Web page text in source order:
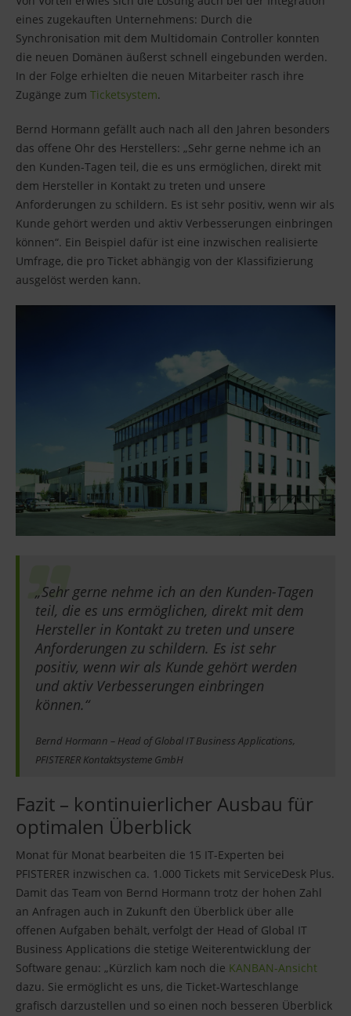
eines zugekauften Unternehmens: Durch die
Synchronisation mit dem Multidomain Controller konnten
die neuen Domänen äußerst schnell eingebunden werden.
In der Folge erhielten die neuen Mitarbeiter rasch ihre
Zugänge zum Ticketsystem.
Bernd Hormann gefällt auch nach all den Jahren besonders
das offene Ohr des Herstellers: „Sehr gerne nehme ich an
den Kunden-Tagen teil, die es uns ermöglichen, direkt mit
dem Hersteller in Kontakt zu treten und unsere
Anforderungen zu schildern. Es ist sehr positiv, wenn wir als
Kunde gehört werden und aktiv Verbesserungen einbringen
können“. Ein Beispiel dafür ist eine inzwischen realisierte
Umfrage, die pro Ticket abhängig von der Klassifizierung
ausgelöst werden kann.
„Sehr gerne nehme ich an den Kunden-Tagen
teil, die es uns ermöglichen, direkt mit dem
Hersteller in Kontakt zu treten und unsere
Anforderungen zu schildern. Es ist sehr
positiv, wenn wir als Kunde gehört werden
und aktiv Verbesserungen einbringen
können.“
Bernd Hormann – Head of Global IT Business Applications,
PFISTERER Kontaktsysteme GmbH
Fazit – kontinuierlicher Ausbau für
optimalen Überblick
Monat für Monat bearbeiten die 15 IT-Experten bei
PFISTERER inzwischen ca. 1.000 Tickets mit ServiceDesk Plus.
Damit das Team von Bernd Hormann trotz der hohen Zahl
an Anfragen auch in Zukunft den Überblick über alle
offenen Aufgaben behält, verfolgt der Head of Global IT
Business Applications die stetige Weiterentwicklung der
Software genau: „Kürzlich kam noch die KANBAN-Ansicht
dazu. Sie ermöglicht es uns, die Ticket-Warteschlange
grafisch darzustellen und so einen noch besseren Überblick